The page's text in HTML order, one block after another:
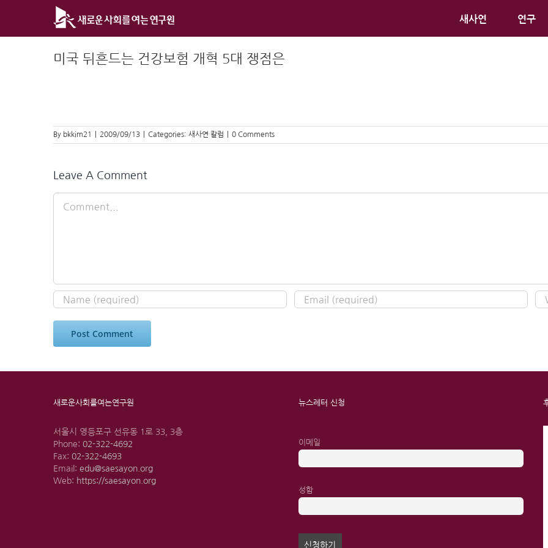
새사연 연구
미국 뒤흔드는 건강보험 개혁 5대 쟁점은
By bkkim21 2009/09/13 Categories: 새사연 칼럼 0 Comments
Leave A Comment
새로운사회를여는연구원
서울시 영등포구 선유동 1로 33, 3층
Phone: 02-322-4692
Fax: 02-322-4693
Email: edu@saesayon.org
Web: https://saesayon.org
뉴스레터 신청
이메일
성함